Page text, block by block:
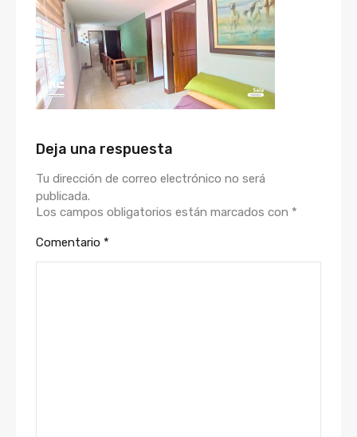
Deja una respuesta
Tu dirección de correo electrónico no será
publicada.
Los campos obligatorios están marcados con *
Comentario *